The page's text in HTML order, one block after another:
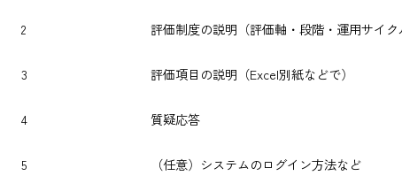
2 評価制度の説明（評価軸・段階・運用サイク
3 評価項目の説明（Excel別紙などで）
4 質疑応答
5 （任意）システムのログイン方法など